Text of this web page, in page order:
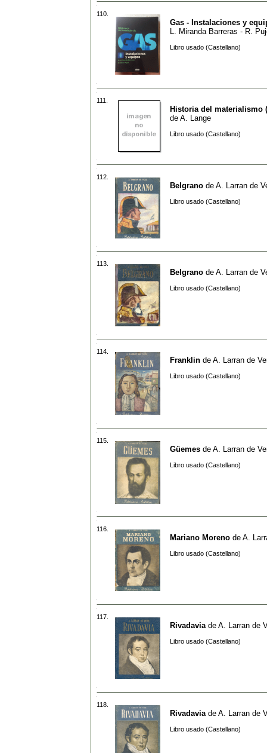
110.
Gas - Instalaciones y
L. Miranda Barreras - R.
Libro usado (Castellano)
111.
Historia del materialismo
de A. Lange
Libro usado (Castellano)
112.
Belgrano de A. Larran de
Libro usado (Castellano)
113.
Belgrano de A. Larran de
Libro usado (Castellano)
114.
Franklin de A. Larran de
Libro usado (Castellano)
115.
Güemes de A. Larran de
Libro usado (Castellano)
116.
Mariano Moreno de A.
Libro usado (Castellano)
117.
Rivadavia de A. Larran de
Libro usado (Castellano)
118.
Rivadavia de A. Larran de
Libro usado (Castellano)